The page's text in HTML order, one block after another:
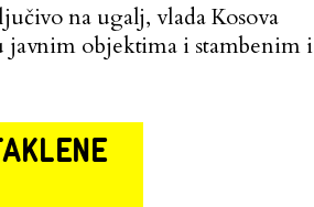
na ugalj, vlada Kosova
javnim objektima i stambenim i